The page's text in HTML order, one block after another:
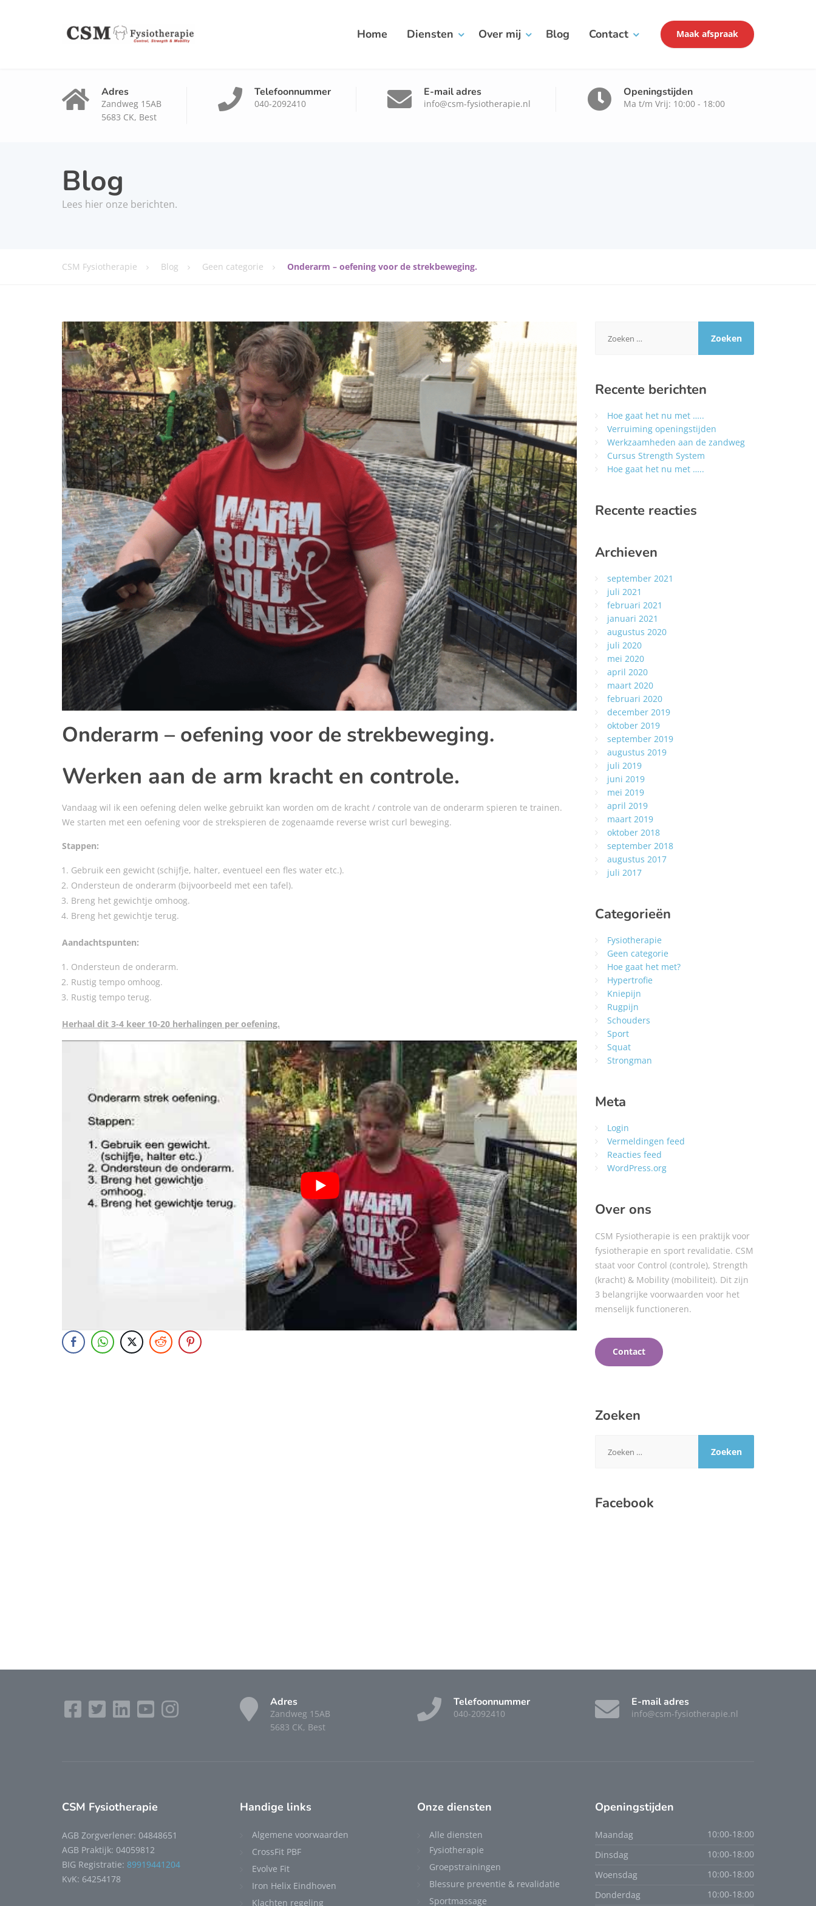
Home Diensten Over mij Blog Contact Maak afspraak
Adres
Zandweg 15AB
5683 CK, Best
Telefoonnummer
040-2092410
E-mail adres
info@csm-fysiotherapie.nl
Openingstijden
Ma t/m Vrij: 10:00 - 18:00
Blog
Lees hier onze berichten.
CSM Fysiotherapie Blog Geen categorie Onderarm – oefening voor de strekbeweging.
Onderarm – oefening voor de strekbeweging.
Werken aan de arm kracht en controle.
Vandaag wil ik een oefening delen welke gebruikt kan worden om de kracht / controle van de onderarm spieren te trainen.
We starten met een oefening voor de strekspieren de zogenaamde reverse wrist curl beweging.
Stappen:
Gebruik een gewicht (schijfje, halter, eventueel een fles water etc.).
Ondersteun de onderarm (bijvoorbeeld met een tafel).
Breng het gewichtje omhoog.
Breng het gewichtje terug.
Aandachtspunten:
Ondersteun de onderarm.
Rustig tempo omhoog.
Rustig tempo terug.
Herhaal dit 3-4 keer 10-20 herhalingen per oefening.
naar:
Recente berichten
Hoe gaat het nu met …..
Verruiming openingstijden
Werkzaamheden aan de zandweg
Cursus Strength System
Hoe gaat het nu met …..
Recente reacties
Archieven
september 2021
juli 2021
februari 2021
januari 2021
augustus 2020
juli 2020
mei 2020
april 2020
maart 2020
februari 2020
december 2019
oktober 2019
september 2019
augustus 2019
juli 2019
juni 2019
mei 2019
april 2019
maart 2019
oktober 2018
september 2018
augustus 2017
juli 2017
Categorieën
Fysiotherapie
Geen categorie
Hoe gaat het met?
Hypertrofie
Kniepijn
Rugpijn
Schouders
Sport
Squat
Strongman
Meta
Login
Vermeldingen feed
Reacties feed
WordPress.org
Over ons
CSM Fysiotherapie is een praktijk voor
fysiotherapie en sport revalidatie. CSM
staat voor Control (controle), Strength
(kracht) & Mobility (mobiliteit). Dit zijn
3 belangrijke voorwaarden voor het
menselijk functioneren.
Contact
Zoeken
naar:
Facebook
Adres
Zandweg 15AB
5683 CK, Best
Telefoonnummer
040-2092410
E-mail adres
info@csm-fysiotherapie.nl
CSM Fysiotherapie
AGB Zorgverlener: 04848651
AGB Praktijk: 04059812
BIG Registratie: 89919441204
KvK: 64254178
Handige links
Algemene voorwaarden
CrossFit PBF
Evolve Fit
Iron Helix Eindhoven
Klachten regeling
Onze diensten
Alle diensten
Fysiotherapie
Groepstrainingen
Blessure preventie & revalidatie
Sportmassage
Openingstijden
Maandag 10:00-18:00
Dinsdag 10:00-18:00
Woensdag 10:00-18:00
Donderdag 10:00-18:00